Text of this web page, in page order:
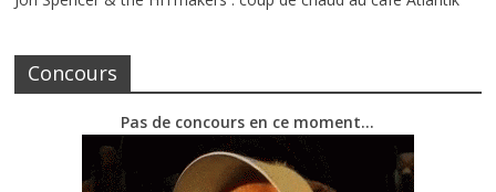
Concours
Pas de concours en ce moment…